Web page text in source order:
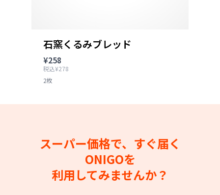
石窯くるみブレッド
¥258
税込¥278
2枚
スーパー価格で、すぐ届く
ONIGOを
利用してみませんか？